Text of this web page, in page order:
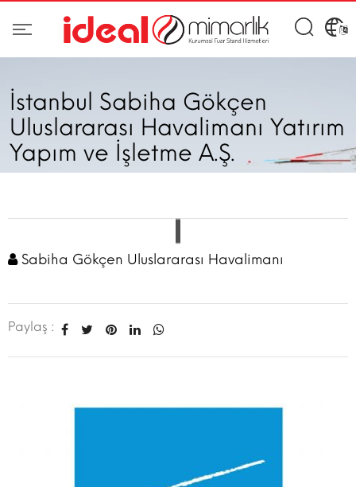
İstanbul Sabiha Gökçen
Uluslararası Havalimanı Yatırım
Yapım ve İşletme A.Ş.
Sabiha Gökçen Uluslararası Havalimanı
Paylaş :